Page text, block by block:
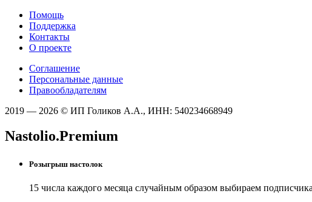
Помощь
Поддержка
Контакты
О проекте
Соглашение
Персональные данные
Правообладателям
2019 — 2026 © ИП Голиков А.А., ИНН: 540234668949
Nastolio.Premium
Розыгрыш настолок
15 числа каждого месяца случайным образом выбираем